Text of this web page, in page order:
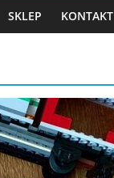
SKLEP KONTAKT